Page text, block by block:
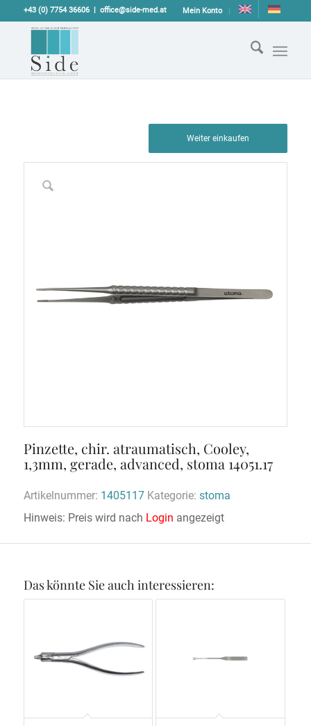
Mein Konto
+43 (0) 7754 36606 office@side-med.at
Weiter einkaufen
Pinzette, chir. atraumatisch, Cooley,
1,3mm, gerade, advanced, stoma 14051.17
Artikelnummer: 1405117 Kategorie: stoma
Hinweis: Preis wird nach Login angezeigt
Das könnte Sie auch interessieren: